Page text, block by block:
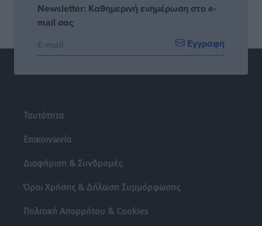
Newsletter: Καθημερινή ενημέρωση στο e-
mail σας
Εγγραφή
Ταυτότητα
Επικοινωνία
Διαφήμιση & Συνδρομές
Όροι Χρήσης & Δήλωση Συμμόρφωσης
Πολιτική Απορρήτου & Cookies